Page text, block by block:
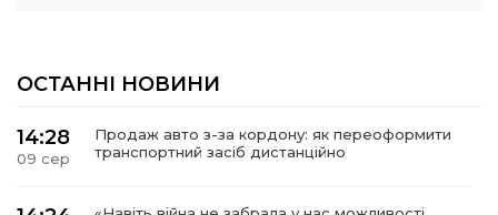
ОСТАННІ НОВИНИ
14:28
09 сер
Продаж авто з-за кордону: як переоформити
транспортний засіб дистанційно